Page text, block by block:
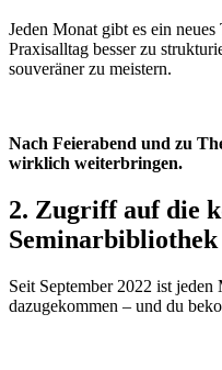
Jeden Monat gibt es ein
Praxisalltag besser zu
souveräner zu meistern.
Nach Feierabend und zu
wirklich weiterbringen.
2. Zugriff auf die
Seminarbibliothek
Seit September 2022 ist jeden
dazugekommen – und du